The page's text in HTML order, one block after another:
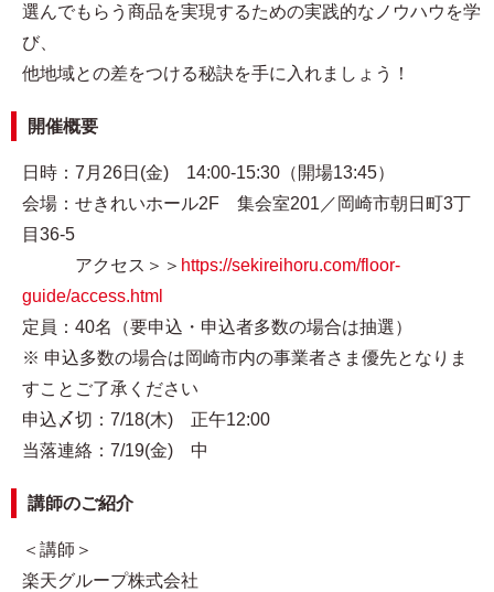
選んでもらう商品を実現するための実践的なノウハウを学
び、
他地域との差をつける秘訣を手に入れましょう！
開催概要
日時：7月26日(金) 14:00-15:30（開場13:45）
会場：せきれいホール2F 集会室201／岡崎市朝日町3丁
目36-5
アクセス＞＞ https://sekireihoru.com/floor-
guide/access.html
定員：40名（要申込・申込者多数の場合は抽選）
※ 申込多数の場合は岡崎市内の事業者さま優先となりま
すことご了承ください
申込〆切：7/18(木) 正午12:00
当落連絡：7/19(金) 中
講師のご紹介
＜講師＞
楽天グループ株式会社